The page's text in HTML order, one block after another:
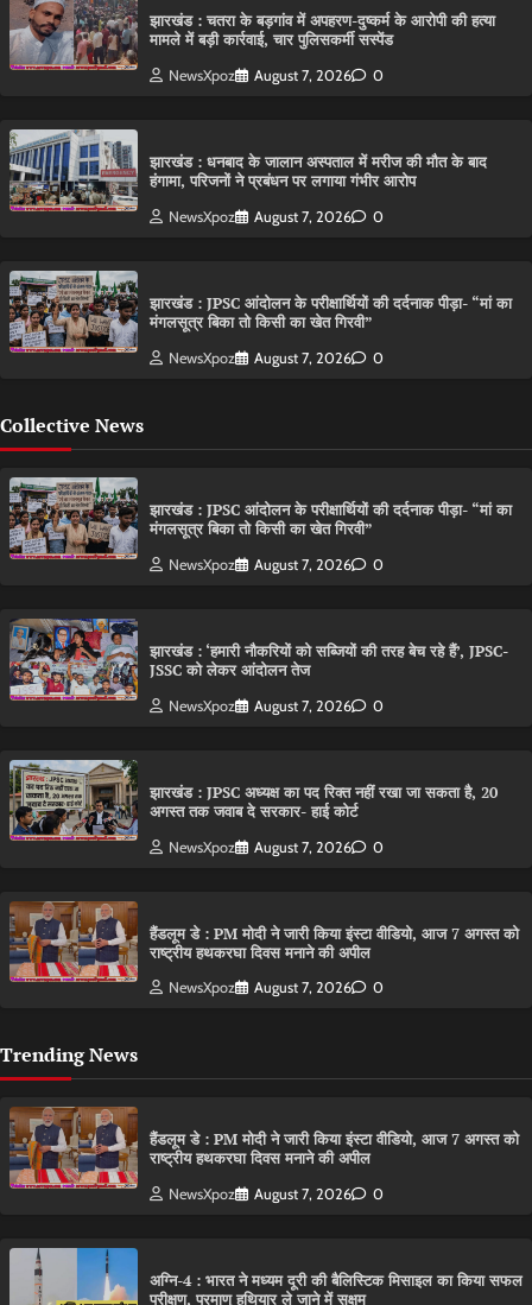
झारखंड : चतरा के बड़गांव में अपहरण-दुष्कर्म के आरोपी की हत्या
मामले में बड़ी कार्रवाई, चार पुलिसकर्मी सस्पेंड
NewsXpoz August 7, 2026 0
झारखंड : धनबाद के जालान अस्पताल में मरीज की मौत के बाद
हंगामा, परिजनों ने प्रबंधन पर लगाया गंभीर आरोप
NewsXpoz August 7, 2026 0
झारखंड : JPSC आंदोलन के परीक्षार्थियों की दर्दनाक पीड़ा- “मां का
मंगलसूत्र बिका तो किसी का खेत गिरवी”
NewsXpoz August 7, 2026 0
Collective News
झारखंड : JPSC आंदोलन के परीक्षार्थियों की दर्दनाक पीड़ा- “मां का
मंगलसूत्र बिका तो किसी का खेत गिरवी”
NewsXpoz August 7, 2026 0
झारखंड : ‘हमारी नौकरियों को सब्जियों की तरह बेच रहे हैं’, JPSC-
JSSC को लेकर आंदोलन तेज
NewsXpoz August 7, 2026 0
झारखंड : JPSC अध्यक्ष का पद रिक्त नहीं रखा जा सकता है, 20
अगस्त तक जवाब दे सरकार- हाई कोर्ट
NewsXpoz August 7, 2026 0
हैंडलूम डे : PM मोदी ने जारी किया इंस्टा वीडियो, आज 7 अगस्त को
राष्ट्रीय हथकरघा दिवस मनाने की अपील
NewsXpoz August 7, 2026 0
Trending News
हैंडलूम डे : PM मोदी ने जारी किया इंस्टा वीडियो, आज 7 अगस्त को
राष्ट्रीय हथकरघा दिवस मनाने की अपील
NewsXpoz August 7, 2026 0
अग्नि-4 : भारत ने मध्यम दूरी की बैलिस्टिक मिसाइल का किया सफल
परीक्षण, परमाणु हथियार ले जाने में सक्षम